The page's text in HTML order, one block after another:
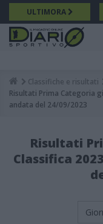
Salta
al
contenuto
principale
ULTIMORA
Breadcrumb
Classifiche e risultati
Risultati Prima Categoria
andata del 24/09/2023
Risultati
Classifica